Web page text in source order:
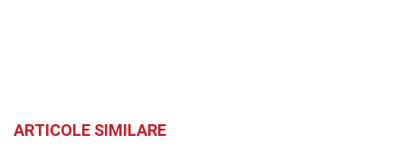
ARTICOLE SIMILARE